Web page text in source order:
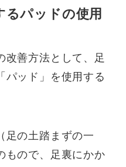
るパッドの使用
改善方法として、足
パッド」を使用する
足の土踏まずの一
もので、足裏にかか